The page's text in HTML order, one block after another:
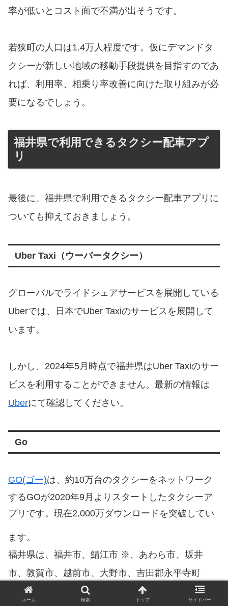
率が低いとコスト面で不満が出そうです。
若狭町の人口は1.4万人程度です。仮にデマンドタ
クシーが新しい地域の移動手段提供を目指すのであ
れば、利用率、相乗り率改善に向けた取り組みが必
要になるでしょう。
福井県で利用できるタクシー配車アプ
リ
最後に、福井県で利用できるタクシー配車アプリに
ついても抑えておきましょう。
Uber Taxi（ウーバータクシー）
グローバルでライドシェアサービスを展開している
Uberでは、日本でUber Taxiのサービスを展開して
います。
しかし、2024年5月時点で福井県はUber Taxiのサー
ビスを利用することができません。最新の情報は
Uberにて確認してください。
Go
GO(ゴー)は、約10万台のタクシーをネットワーク
するGOが2020年9月よりスタートしたタクシーア
プリです。現在2,000万ダウンロードを突破してい
ます。
福井県は、福井市、鯖江市 ※、あわら市、坂井
市、敦賀市、越前市、大野市、吉田郡永平寺町
※、丹生郡越前町、三方郡美浜町、三方上中郡若狭
ホーム 検索 トップ サイドバー